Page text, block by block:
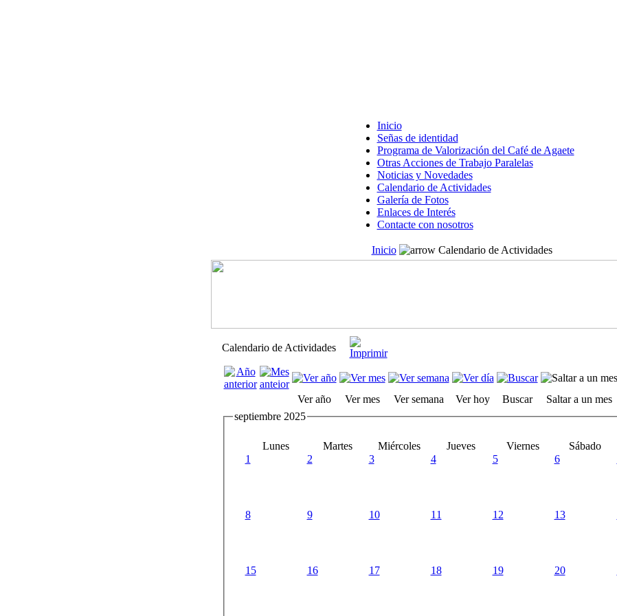
Inicio
Señas de identidad
Programa de Valorización del Café de Agaete
Otras Acciones de Trabajo Paralelas
Noticias y Novedades
Calendario de Actividades
Galería de Fotos
Enlaces de Interés
Contacte con nosotros
Inicio Calendario de Actividades
Calendario de Actividades
Ver año Ver mes Ver semana Ver hoy Buscar
Saltar a un mes
septiembre 2025
Lunes Martes Miércoles Jueves Viernes Sábado
1
2 3 4 5 6
8 9 10 11 12 13
15 16 17 18 19 20